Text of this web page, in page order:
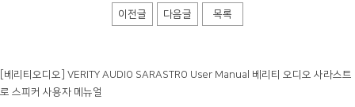
이전글 다음글 목록
[베리티오디오] VERITY AUDIO SARASTRO User Manual 베리티 오디오 사라스트
로 스피커 사용자 메뉴얼